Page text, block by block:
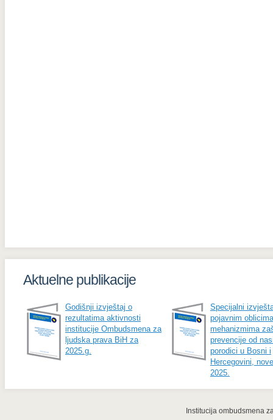
Aktuelne publikacije
Godišnji izvještaj o
rezultatima aktivnosti
institucije Ombudsmena za
ljudska prava BiH za
2025.g.
Specijalni
pojavnim
mehanizmima
prevencije od
porodici u Bosni i
Hercegovini,
2025.
Institucija ombudsmena